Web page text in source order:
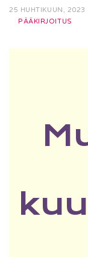
25 HUHTIKUUN, 2023
PÄÄKIRJOITUS